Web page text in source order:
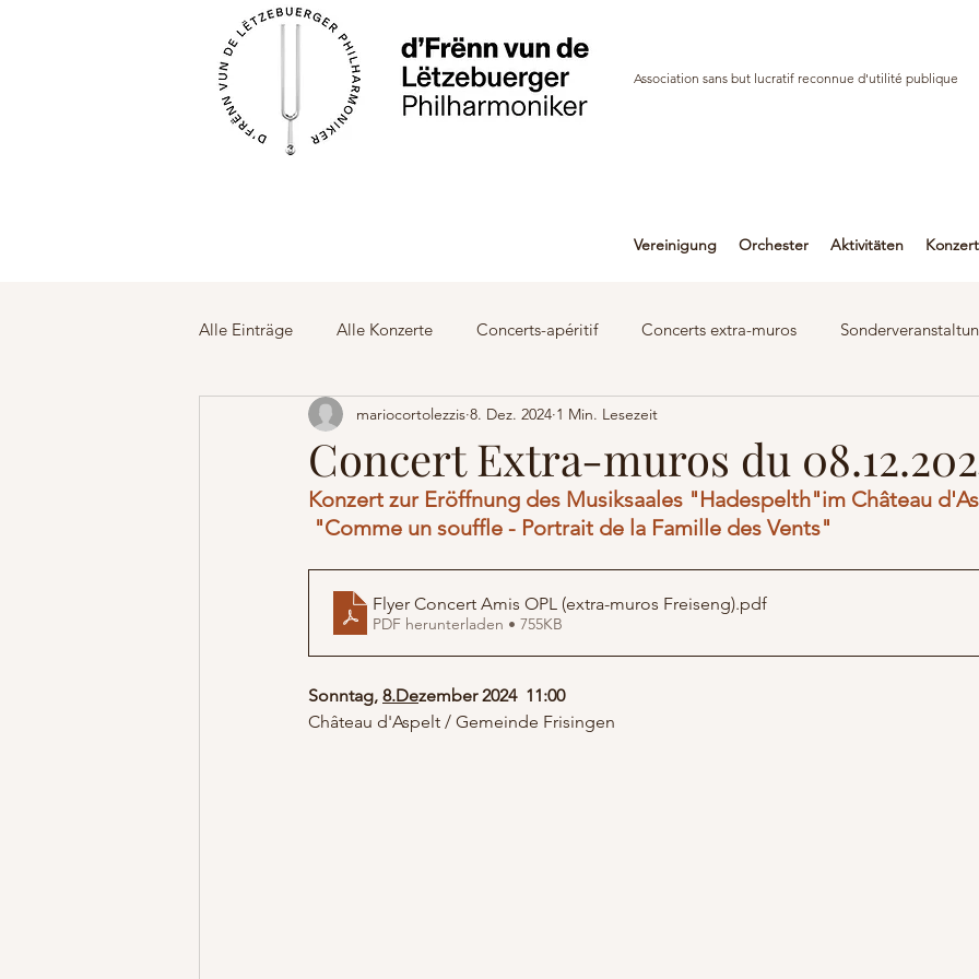
Association sans but lucratif reconnue d'utilité publique
Vereinigung Orchester Aktivitäten
Alle Einträge Alle Konzerte Concerts-apéritif Concerts extra-muros
Begleitreisen Audio-Video Aufnahmen Interviews
Concert Extra-muros du
mariocortolezzis 8. Dez. 2024 1 Min. Lesezeit
Konzert zur Eröffnung des Musiksaales "Hadespelth"im Château
"Comme un souffle - Portrait de la Famille des Vents"
Flyer Concert Amis OPL (extra-muros Freiseng).pdf
PDF herunterladen • 755KB
Sonntag, 8.Dezember 2024 11:00
Château d'Aspelt / Gemeinde Frisingen